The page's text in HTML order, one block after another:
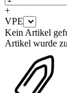
+
VPE
Kein Artikel
Artikel wurde